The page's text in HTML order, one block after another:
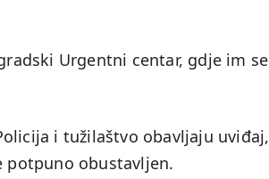
Urgentni centar, gdje im se
i tužilaštvo obavljaju uviđaj,
potpuno obustavljen.